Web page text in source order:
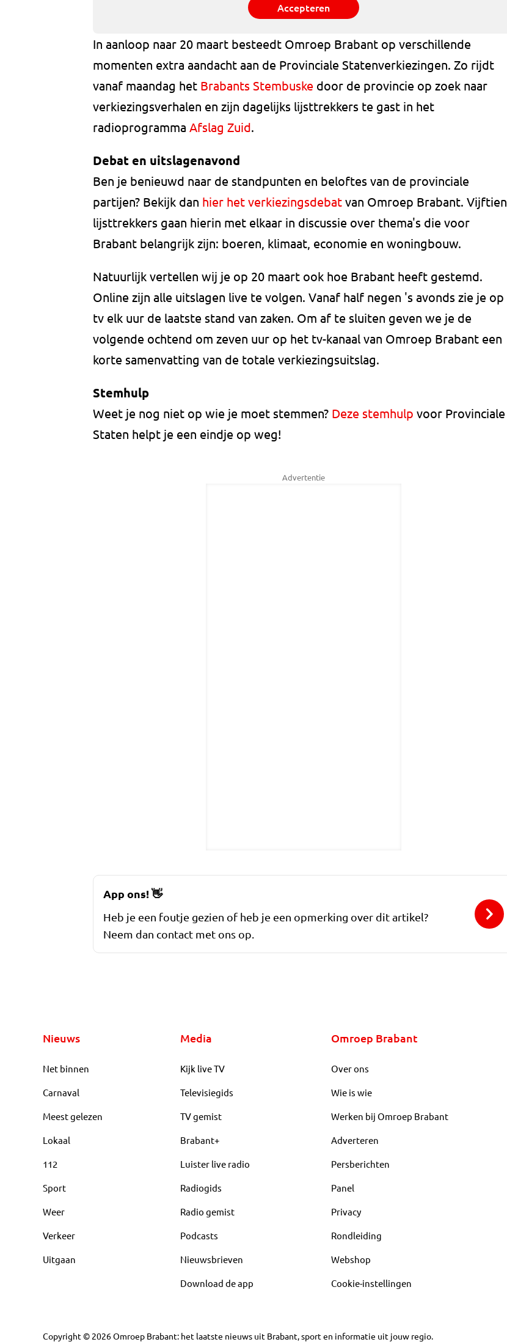
Accepteren
In aanloop naar 20 maart besteedt Omroep Brabant op verschillende
momenten extra aandacht aan de Provinciale Statenverkiezingen. Zo rijdt
vanaf maandag het Brabants Stembuske door de provincie op zoek naar
verkiezingsverhalen en zijn dagelijks lijsttrekkers te gast in het
radioprogramma Afslag Zuid.
Debat en uitslagenavond
Ben je benieuwd naar de standpunten en beloftes van de provinciale
partijen? Bekijk dan hier het verkiezingsdebat van Omroep Brabant. Vijftien
lijsttrekkers gaan hierin met elkaar in discussie over thema's die voor
Brabant belangrijk zijn: boeren, klimaat, economie en woningbouw.
Natuurlijk vertellen wij je op 20 maart ook hoe Brabant heeft gestemd.
Online zijn alle uitslagen live te volgen. Vanaf half negen 's avonds zie je op
tv elk uur de laatste stand van zaken. Om af te sluiten geven we je de
volgende ochtend om zeven uur op het tv-kanaal van Omroep Brabant een
korte samenvatting van de totale verkiezingsuitslag.
Stemhulp
Weet je nog niet op wie je moet stemmen? Deze stemhulp voor Provinciale
Staten helpt je een eindje op weg!
Advertentie
App ons!👋
Heb je een foutje gezien of heb je een opmerking over dit artikel?
Neem dan contact met ons op.
Nieuws
Net binnen
Carnaval
Meest gelezen
Lokaal
112
Sport
Weer
Verkeer
Uitgaan
Media
Kijk live TV
Televisiegids
TV gemist
Brabant+
Luister live radio
Radiogids
Radio gemist
Podcasts
Nieuwsbrieven
Download de app
Omroep Brabant
Over ons
Wie is wie
Werken bij Omroep Brabant
Adverteren
Persberichten
Panel
Privacy
Rondleiding
Webshop
Cookie-instellingen
Copyright © 2026Omroep Brabant: het laatste nieuws uit Brabant, sport en informatie uit jouw regio.